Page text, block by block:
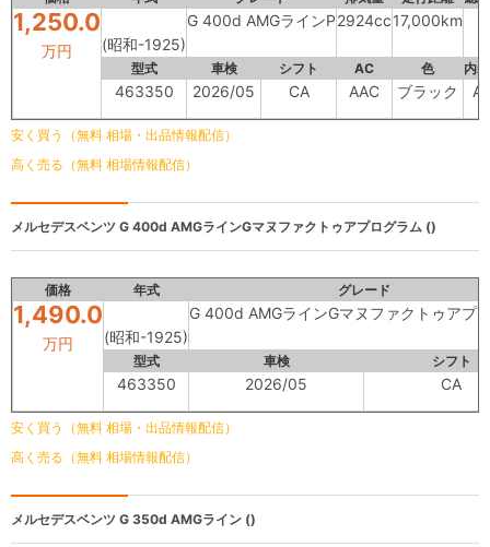
1,250.0
万円 (昭和-1925)
G 400d AMGラインP2924cc17,000km
型式 車検 シフト AC 色 内装
463350 2026/05 CA AAC ブラック A
安く買う（無料 相場・出品情報配信）
高く売る（無料 相場情報配信）
メルセデスベンツ G 400d AMGラインGマヌファクトゥアプログラム ()
価格 年式 グレード
1,490.0
万円 (昭和-1925)
G 400d AMGラインGマヌファクトゥアプ
型式 車検 シフト
463350 2026/05 CA
安く買う（無料 相場・出品情報配信）
高く売る（無料 相場情報配信）
メルセデスベンツ G 350d AMGライン ()